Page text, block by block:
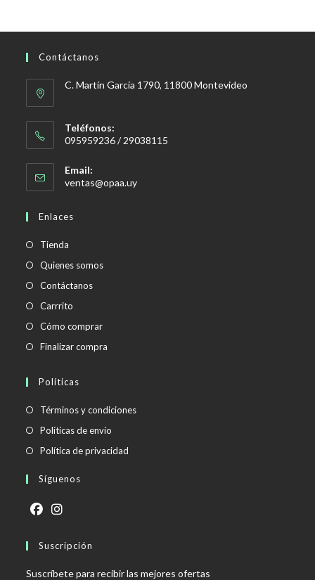
Contáctanos
C. Martín García 1790, 11800 Montevideo
Teléfonos:
095959236 / 29038115
Email:
ventas@opaa.uySe
Enlaces
Tienda
Quienes somos
Contáctanos
Carrrito
Cómo comprar
Finalizar compra
Políticas
Términos y condicionesSe
Políticas de envío
abre
Política de privacidad
Síguenos
abre abre
Suscripción
Suscríbete para recibir las mejores ofertas